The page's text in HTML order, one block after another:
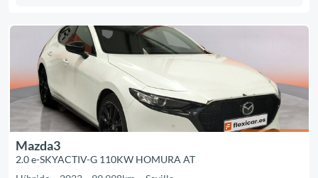
Mazda3
2.0 e-SKYACTIV-G 110KW HOMURA AT